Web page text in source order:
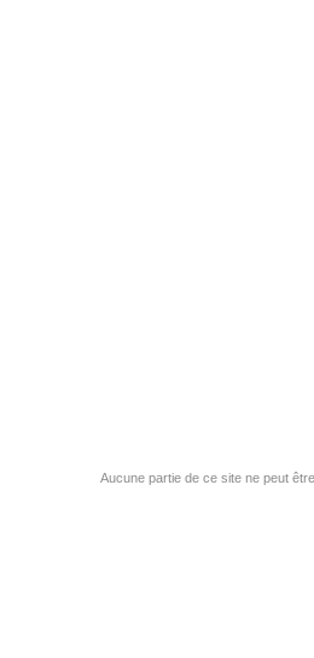
Aucune partie de ce site ne peut